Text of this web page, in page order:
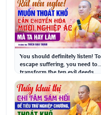
You should definitely listen! To
escape suffering, you need to
transform the ten evil deeds
that ...